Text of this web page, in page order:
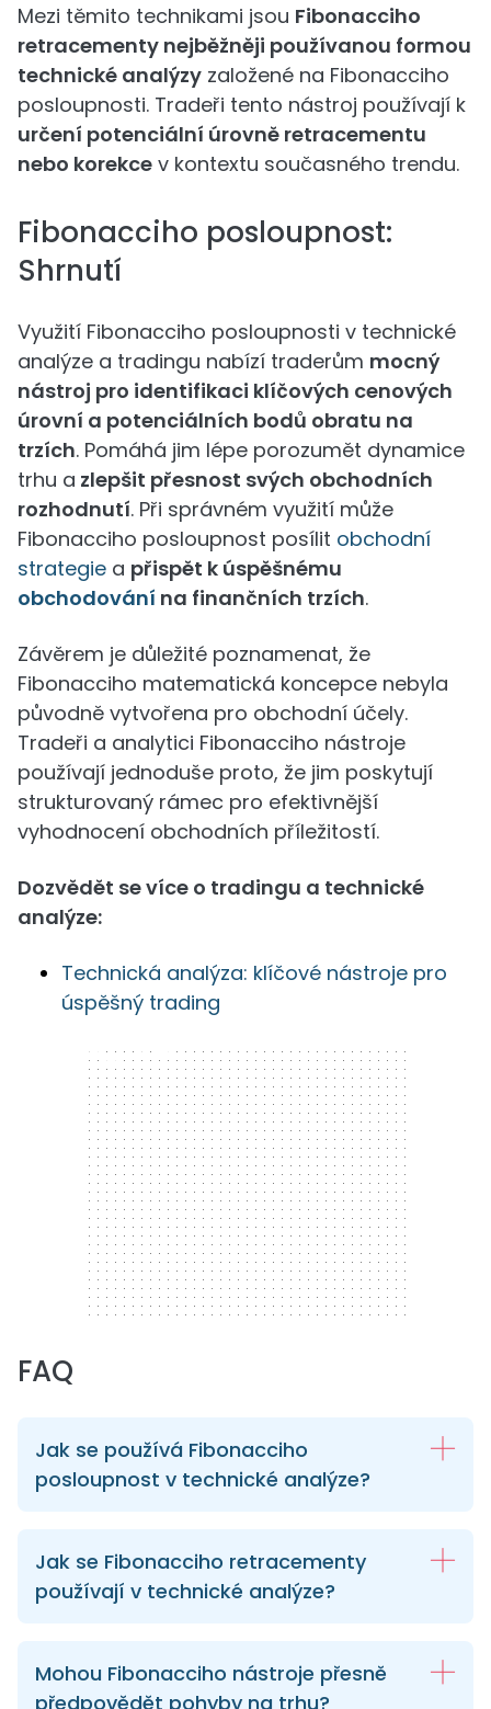
Mezi těmito technikami jsou Fibonacciho
retracementy nejběžněji používanou formou
technické analýzy založené na Fibonacciho
posloupnosti. Tradeři tento nástroj používají k
určení potenciální úrovně retracementu
nebo korekce v kontextu současného trendu.
Fibonacciho posloupnost:
Shrnutí
Využití Fibonacciho posloupnosti v technické
analýze a tradingu nabízí traderům mocný
nástroj pro identifikaci klíčových cenových
úrovní a potenciálních bodů obratu na
trzích. Pomáhá jim lépe porozumět dynamice
trhu a zlepšit přesnost svých obchodních
rozhodnutí. Při správném využití může
Fibonacciho posloupnost posílit obchodní
strategie a přispět k úspěšnému
obchodování na finančních trzích.
Závěrem je důležité poznamenat, že
Fibonacciho matematická koncepce nebyla
původně vytvořena pro obchodní účely.
Tradeři a analytici Fibonacciho nástroje
používají jednoduše proto, že jim poskytují
strukturovaný rámec pro efektivnější
vyhodnocení obchodních příležitostí.
Dozvědět se více o tradingu a technické
analýze:
Technická analýza: klíčové nástroje pro
úspěšný trading
300 x 250
FAQ
Jak se používá Fibonacciho
posloupnost v technické analýze?
Jak se Fibonacciho retracementy
používají v technické analýze?
Mohou Fibonacciho nástroje přesně
předpovědět pohyby na trhu?